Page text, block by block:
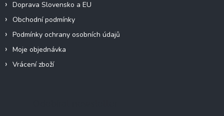
Doprava Slovensko a EU
Obchodní podmínky
Podmínky ochrany osobních údajů
Moje objednávka
Vrácení zboží